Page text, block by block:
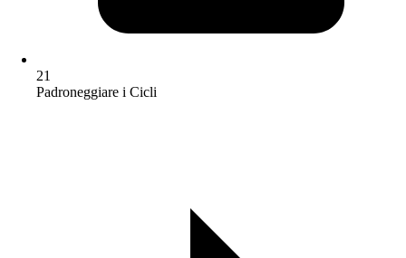
21
Padroneggiare i Cicli